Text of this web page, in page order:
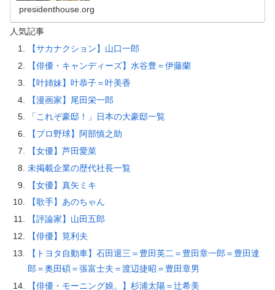
presidenthouse.org
人気記事
【サカナクション】山口一郎
【俳優・キャンディーズ】水谷豊＝伊藤蘭
【叶姉妹】叶恭子＝叶美香
【漫画家】尾田栄一郎
「これぞ豪邸！」日本の大豪邸一覧
【プロ野球】阿部慎之助
【女優】芦田愛菜
未掲載企業の歴代社長一覧
【女優】真矢ミキ
【歌手】あのちゃん
【評論家】山田五郎
【俳優】筧利夫
【トヨタ自動車】石田退三＝豊田英二＝豊田章一郎＝豊田達
郎＝奥田碩＝張富士夫＝渡辺捷昭＝豊田章男
【俳優・モーニング娘。】杉浦太陽＝辻希美